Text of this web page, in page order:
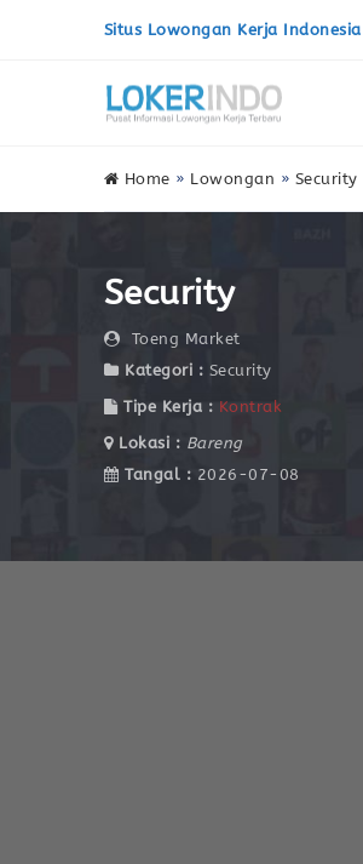
Situs Lowongan Kerja Indonesia
Home » Lowongan » Security
Security
Toeng Market
Kategori : Security
Tipe Kerja : Kontrak
Lokasi : Bareng
Tangal : 2026-07-08